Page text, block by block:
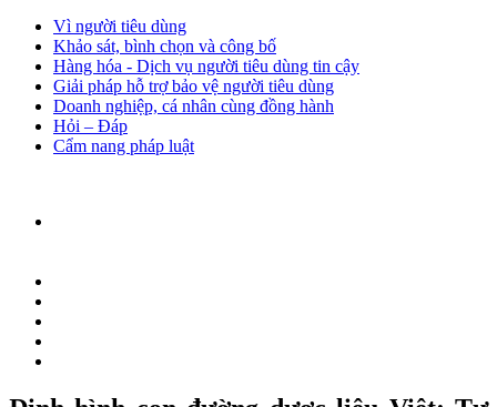
Vì người tiêu dùng
Khảo sát, bình chọn và công bố
Hàng hóa - Dịch vụ người tiêu dùng tin cậy
Giải pháp hỗ trợ bảo vệ người tiêu dùng
Doanh nghiệp, cá nhân cùng đồng hành
Hỏi – Đáp
Cẩm nang pháp luật